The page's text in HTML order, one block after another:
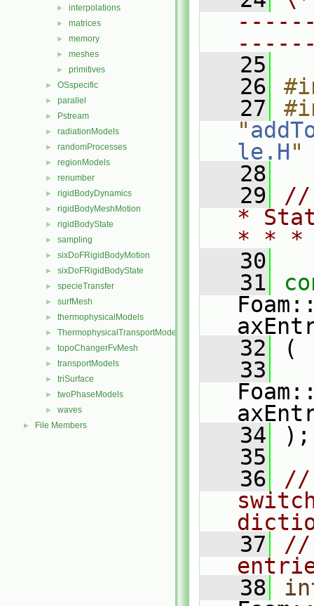
► interpolations
► matrices
► memory
► meshes
► primitives
► OSspecific
► parallel
► Pstream
► radiationModels
► randomProcesses
► regionModels
► renumber
► rigidBodyDynamics
► rigidBodyMeshMotion
► rigidBodyState
► sampling
► sixDoFRigidBodyMotion
► sixDoFRigidBodyState
► specieTransfer
► surfMesh
► thermophysicalModels
► ThermophysicalTransportModels
► topoChangerFvMesh
► transportModels
► triSurface
► twoPhaseModels
► waves
► File Members
   25
   26
   27
"
le.H"
   28
   29
//
*
* *
   30
   31
   32
(
   33
   34
);
   35
   36
//
   37
//
   38